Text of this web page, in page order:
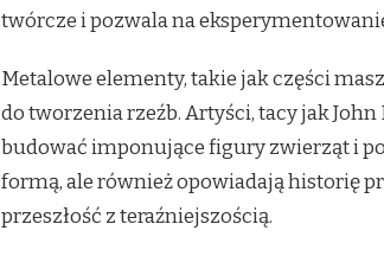
twórcze i pozwala na
Metalowe elementy, takie jak części
do tworzenia rzeźb. Artyści, tacy jak
budować imponujące figury zwierząt i
formą, ale również opowiadają historię
przeszłość z teraźniejszością.